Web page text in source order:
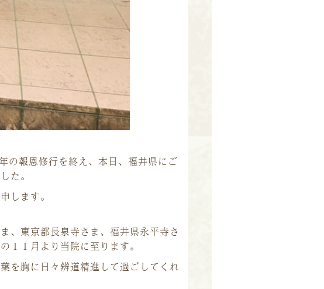
の報恩修行を終え、本日、福井県にご
た。
します。
、東京都長泉寺さま、福井県永平寺さ
１１月より当院に至ります。
を胸に日々辨道精進して過ごしてくれ